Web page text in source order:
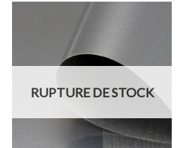
RUPTURE DE STOCK